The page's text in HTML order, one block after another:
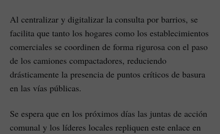
Al centralizar y digitalizar la consulta por barrios, se
facilita que tanto los hogares como los establecimientos
comerciales se coordinen de forma rigurosa con el paso
de los camiones compactadores, reduciendo
drásticamente la presencia de puntos críticos de basura
en las vías públicas.
Se espera que en los próximos días las juntas de acción
comunal y los líderes locales repliquen este enlace en